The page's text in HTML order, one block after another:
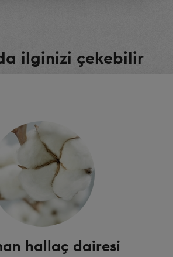
ilginizi çekebilir
hallaç dairesi